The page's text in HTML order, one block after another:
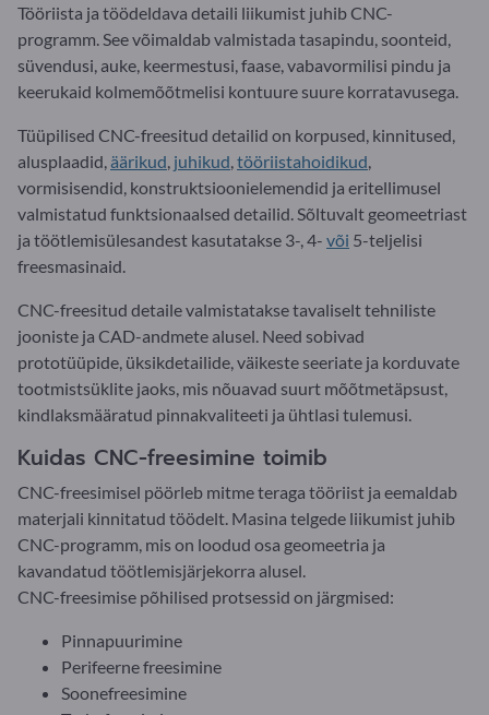
Tööriista ja töödeldava detaili liikumist juhib CNC-
programm. See võimaldab valmistada tasapindu, soonteid,
süvendusi, auke, keermestusi, faase, vabavormilisi pindu ja
keerukaid kolmemõõtmelisi kontuure suure korratavusega.
Tüüpilised CNC-freesitud detailid on korpused, kinnitused,
alusplaadid, äärikud juhikud tööriistahoidikud
vormisisendid, konstruktsioonielemendid ja eritellimusel
valmistatud funktsionaalsed detailid. Sõltuvalt geomeetriast
ja töötlemisülesandest kasutatakse 3-, 4- või 5-teljelisi
freesmasinaid.
CNC-freesitud detaile valmistatakse tavaliselt tehniliste
jooniste ja CAD-andmete alusel. Need sobivad
prototüüpide, üksikdetailide, väikeste seeriate ja korduvate
tootmistsüklite jaoks, mis nõuavad suurt mõõtmetäpsust,
kindlaksmääratud pinnakvaliteeti ja ühtlasi tulemusi.
Kuidas CNC-freesimine toimib
CNC-freesimisel pöörleb mitme teraga tööriist ja eemaldab
materjali kinnitatud töödelt. Masina telgede liikumist juhib
CNC-programm, mis on loodud osa geomeetria ja
kavandatud töötlemisjärjekorra alusel.
CNC-freesimise põhilised protsessid on järgmised:
Pinnapuurimine
Perifeerne freesimine
Soonefreesimine